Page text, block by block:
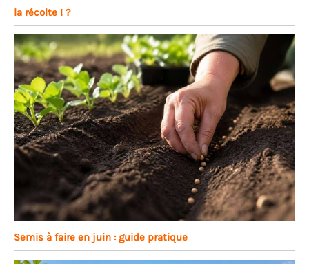
la récolte ! ?
Semis à faire en juin : guide pratique